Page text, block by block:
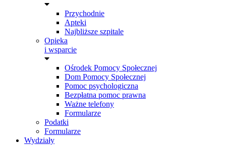
Przychodnie
Apteki
Najbliższe szpitale
Opieka
i wsparcie
Ośrodek Pomocy Społecznej
Dom Pomocy Społecznej
Pomoc psychologiczna
Bezpłatna pomoc prawna
Ważne telefony
Formularze
Podatki
Formularze
Wydziały